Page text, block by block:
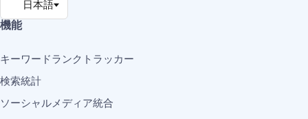
機能
キーワードランクトラッカー
検索統計
ソーシャルメディア統合